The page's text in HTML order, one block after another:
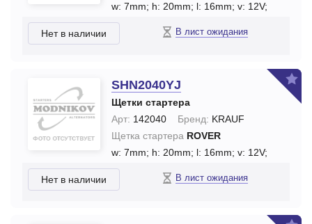
w: 7mm; h: 20mm; l: 16mm; v: 12V;
Нет в наличии В лист ожидания
SHN2040YJ
Щетки стартера
Арт: 142040 Бренд: KRAUF
Щетка стартера ROVER
w: 7mm; h: 20mm; l: 16mm; v: 12V;
Нет в наличии В лист ожидания